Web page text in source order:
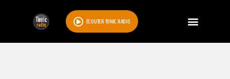
ÉCOUTER TONIC RADIO